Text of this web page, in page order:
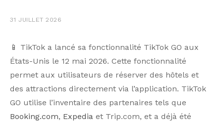
31 JUILLET 2026
📱 TikTok a lancé sa fonctionnalité TikTok GO aux
États-Unis le 12 mai 2026. Cette fonctionnalité
permet aux utilisateurs de réserver des hôtels et
des attractions directement via l’application. TikTok
GO utilise l’inventaire des partenaires tels que
Booking.com, Expedia et Trip.com, et a déjà été